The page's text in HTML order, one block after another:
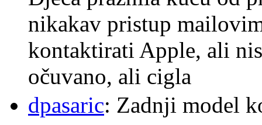
nikakav pristup
kontaktirati Apple, ali
očuvano, ali cigla
dpasaric: Zadnji model